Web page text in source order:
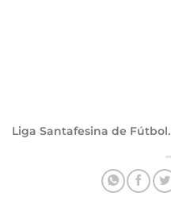
Liga Santafesina de Fútbol.